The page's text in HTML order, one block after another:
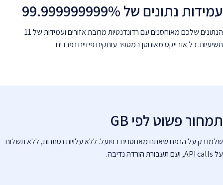
עמידות נתונים של 99.999999999%
הנתונים שלכם מאוחסנים עם רדונדנטיות מרובת אזורים ועמידות של 11
תשיעיות. כל אובייקט מאוחסן במספר עותקים פיזיים נפרדים.
תמחור פשוט לפי GB
שלמו רק על הנפח שאתם מאחסנים בפועל. ללא עלויות נסתרות, ללא תשלום
על API calls, ועם תעבורת הורדה נדיבה.